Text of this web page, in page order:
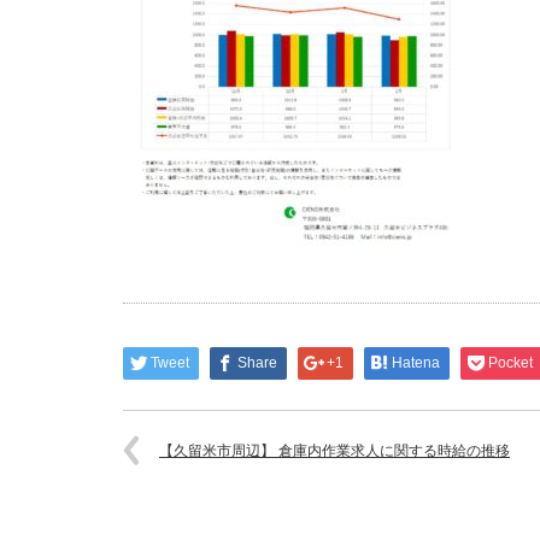
Tweet Share +1 Hatena Pocket
【久留米市周辺】 倉庫内作業求人に関する時給の推移